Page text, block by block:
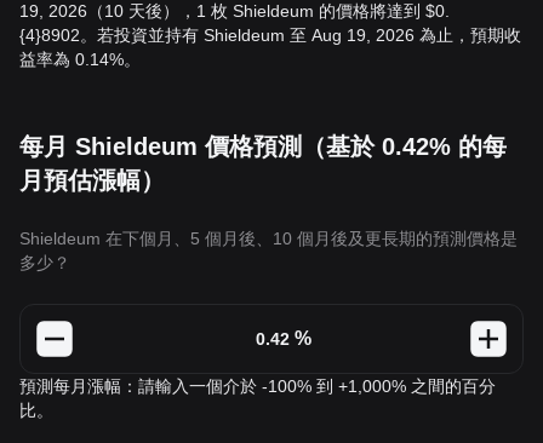
19, 2026（10 天後），1 枚 Shieldeum 的價格將達到 $0.
{4}8902。若投資並持有 Shieldeum 至 Aug 19, 2026 為止，預期收
益率為 0.14%。
每月 Shieldeum 價格預測（基於 0.42% 的每
月預估漲幅）
Shieldeum 在下個月、5 個月後、10 個月後及更長期的預測價格是
多少？
%
預測每月漲幅：請輸入一個介於 -100% 到 +1,000% 之間的百分
比。